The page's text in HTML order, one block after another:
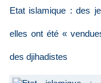
Etat islamique : des
elles ont été «
des djihadistes